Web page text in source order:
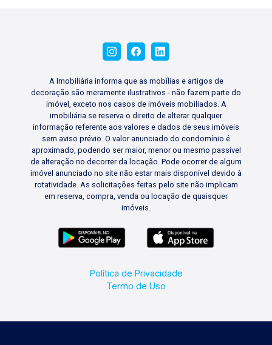
A Imobiliária informa que as mobílias e artigos de
decoração são meramente ilustrativos - não fazem parte do
imóvel, exceto nos casos de imóveis mobiliados. A
imobiliária se reserva o direito de alterar qualquer
informação referente aos valores e dados de seus imóveis
sem aviso prévio. O valor anunciado do condomínio é
aproximado, podendo ser maior, menor ou mesmo passível
de alteração no decorrer da locação. Pode ocorrer de algum
imóvel anunciado no site não estar mais disponível devido à
rotatividade. As solicitações feitas pelo site não implicam
em reserva, compra, venda ou locação de quaisquer
imóveis.
Política de Privacidade
Termo de Uso